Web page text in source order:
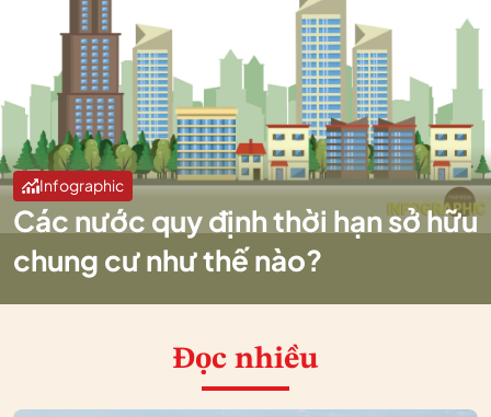
Infographic
Các nước quy định thời hạn sở hữu
chung cư như thế nào?
Đọc nhiều